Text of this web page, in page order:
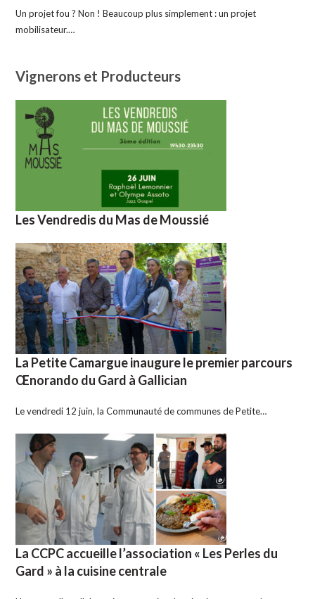
Un projet fou ? Non ! Beaucoup plus simplement : un projet
mobilisateur.…
Vignerons et Producteurs
Les Vendredis du Mas de Moussié
La Petite Camargue inaugure le premier parcours
Œnorando du Gard à Gallician
Le vendredi 12 juin, la Communauté de communes de Petite…
La CCPC accueille l’association « Les Perles du
Gard » à la cuisine centrale